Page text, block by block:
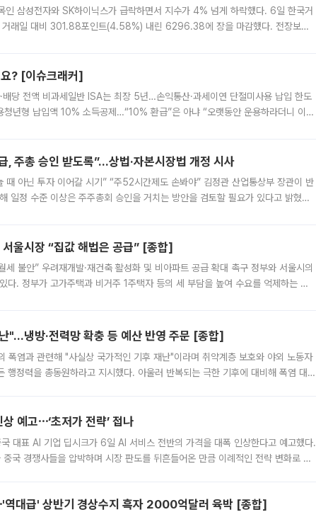
인 삼성전자와 SK하이닉스가 급락하면서 지수가 4% 넘게 하락했다. 6일 한국거
거래일 대비 301.88포인트(4.58%) 내린 6296.38에 장을 마감했다. 전장보다
? [이슈크래커]
당 전액 비과세일반 ISA는 최장 5년…손익통산·과세이연 단절미사용 납입 한도
년형 납입액 10% 소득공제…“10% 환급”은 아냐 “오랫동안 운용하라더니 이제
, 주총 승인 받도록”…상법·자본시장법 개정 시사
때 아닌 투자 이어갈 시기” “주52시간제도 손봐야” 김정관 산업통상부 장관이 반
일정 수준 이상은 주주총회 승인을 거치는 방안을 검토할 필요가 있다고 밝혔다.
울시장 “집값 해법은 공급” [종합]
세 불안” 우려재개발·재건축 활성화 및 비아파트 공급 확대 촉구 정부와 서울시의
다. 정부가 고가주택과 비거주 1주택자 등의 세 부담을 높여 수요를 억제하는 카
"…냉방·전력망 확충 등 예산 반영 주문 [종합]
폭염과 관련해 "사실상 국가적인 기후 재난"이라며 취약계층 보호와 야외 노동자
행정력을 총동원하라고 지시했다. 아울러 반복되는 극한 기후에 대비해 폭염 대응
예고⋯‘초저가 전략’ 접나
대표 AI 기업 딥시크가 6일 AI 서비스 전반의 가격을 대폭 인상한다고 예고했다.
중국 경쟁사들을 압박하며 시장 판도를 뒤흔들어온 만큼 이례적인 전략 변화로 평
역대급' 상반기 경상수지 흑자 2000억달러 육박 [종합]